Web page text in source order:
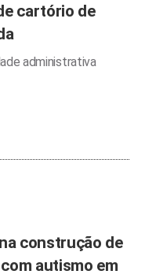
cartório de
administrativa
construção de
autismo em